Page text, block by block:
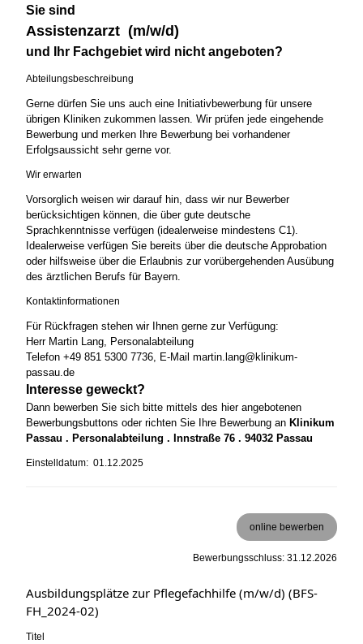
Sie sind
Assistenzarzt (m/w/d)
und Ihr Fachgebiet wird nicht angeboten?
Abteilungsbeschreibung
Gerne dürfen Sie uns auch eine Initiativbewerbung für unsere
übrigen Kliniken zukommen lassen. Wir prüfen jede eingehende
Bewerbung und merken Ihre Bewerbung bei vorhandener
Erfolgsaussicht sehr gerne vor.
Wir erwarten
Vorsorglich weisen wir darauf hin, dass wir nur Bewerber
berücksichtigen können, die über gute deutsche
Sprachkenntnisse verfügen (idealerweise mindestens C1).
Idealerweise verfügen Sie bereits über die deutsche Approbation
oder hilfsweise über die Erlaubnis zur vorübergehenden Ausübung
des ärztlichen Berufs für Bayern.
Kontaktinformationen
Für Rückfragen stehen wir Ihnen gerne zur Verfügung:
Herr Martin Lang, Personalabteilung
Telefon +49 851 5300 7736, E-Mail martin.lang@klinikum-
passau.de
Interesse geweckt?
Dann bewerben Sie sich bitte mittels des hier angebotenen
Bewerbungsbuttons oder richten Sie Ihre Bewerbung an Klinikum
Passau . Personalabteilung . Innstraße 76 . 94032 Passau
Einstelldatum: 01.12.2025
online bewerben
Bewerbungsschluss: 31.12.2026
Ausbildungsplätze zur Pflegefachhilfe (m/w/d) (BFS-
FH_2024-02)
Titel